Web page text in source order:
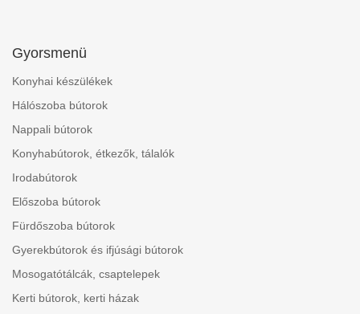
Gyorsmenü
Konyhai készülékek
Hálószoba bútorok
Nappali bútorok
Konyhabútorok, étkezők, tálalók
Irodabútorok
Előszoba bútorok
Fürdőszoba bútorok
Gyerekbútorok és ifjúsági bútorok
Mosogatótálcák, csaptelepek
Kerti bútorok, kerti házak